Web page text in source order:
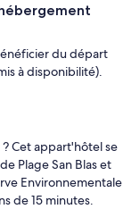
du départ
à disponibilité).
Cet appart'hôtel se
Plage San Blas et
Environnementale
de 15 minutes.